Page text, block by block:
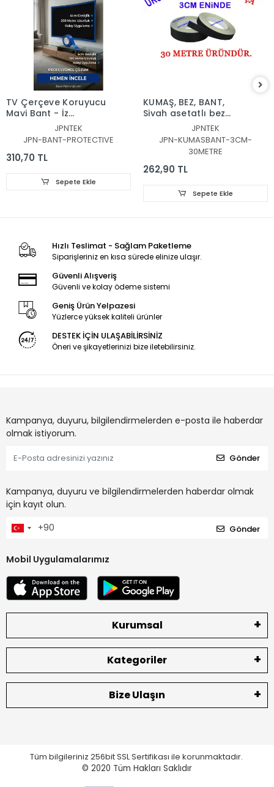
TV Çerçeve Koruyucu
Mavi Bant - İz
Bırakmaz & Çizilme
Önleyici, 4CM,
200METRE, mavi,
koruyucu bant
JPNTEK
JPN-BANT-PROTECTIVE
310,70 TL
Sepete Ekle
KUMAŞ, BEZ, BANT,
Siyah asetatlı bez
bant, 30METRE, 3CM,
ACETATE CLOTH TAPE
3CM 3OMT
JPNTEK
JPN-KUMASBANT-3CM-
30METRE
262,90 TL
Sepete Ekle
Hızlı Teslimat - Sağlam Paketleme
Siparişleriniz en kısa sürede elinize ulaşır.
Güvenli Alışveriş
Güvenli ve kolay ödeme sistemi
Geniş Ürün Yelpazesi
Yüzlerce yüksek kaliteli ürünler
DESTEK İÇİN ULAŞABİLİRSİNİZ
Öneri ve şikayetlerinizi bize iletebilirsiniz.
Kampanya, duyuru, bilgilendirmelerden e-posta ile haberdar
olmak istiyorum.
Gönder
Kampanya, duyuru ve bilgilendirmelerden haberdar olmak
için kayıt olun.
Gönder
Mobil Uygulamalarımız
Kurumsal
Kategoriler
Bize Ulaşın
Tüm bilgileriniz 256bit SSL Sertifikası ile korunmaktadır.
© 2020 Tüm Hakları Saklıdır